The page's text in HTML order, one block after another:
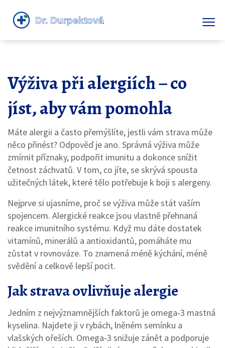
Výživa při alergiích – co
jíst, aby vám pomohla
Máte alergii a často přemýšlíte, jestli vám strava může
něco přinést? Odpověď je ano. Správná výživa může
zmírnit příznaky, podpořit imunitu a dokonce snížit
četnost záchvatů. V tom, co jíte, se skrývá spousta
užitečných látek, které tělo potřebuje k boji s alergeny.
Nejprve si ujasníme, proč se výživa může stát vaším
spojencem. Alergické reakce jsou vlastně přehnaná
reakce imunitního systému. Když mu dáte dostatek
vitamínů, minerálů a antioxidantů, pomáháte mu
zůstat v rovnováze. To znamená méně kýchání, méně
svědění a celkově lepší pocit.
Jak strava ovlivňuje alergie
Jedním z nejvýznamnějších faktorů je omega‑3 mastná
kyselina. Najdete ji v rybách, lněném semínku a
vlašských ořeších. Omega‑3 snižuje zánět a podporuje